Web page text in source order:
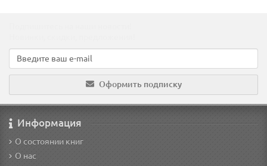
Оформить подписку
Информация
О состоянии книг
О нас